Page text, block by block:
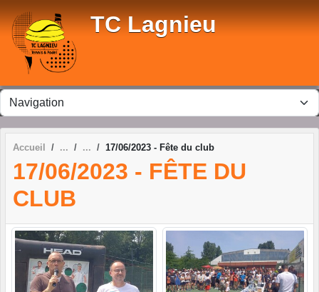
TC Lagnieu
Accueil 17/06/2023 - Fête du club
17/06/2023 - FÊTE DU
CLUB